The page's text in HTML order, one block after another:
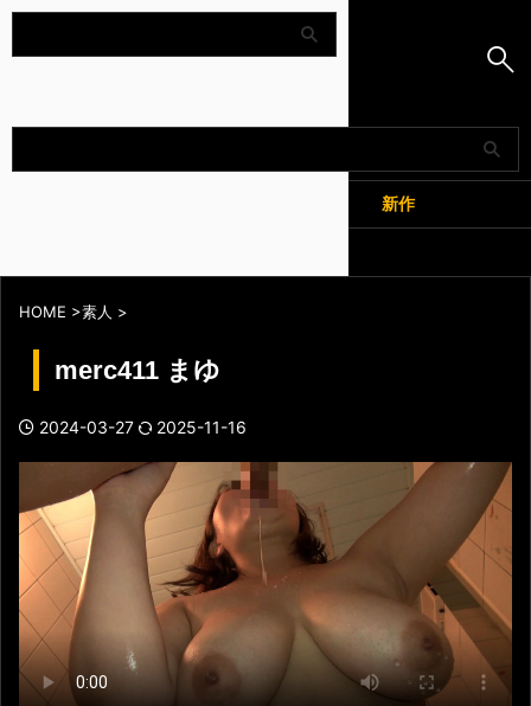
Amapedia
新作
HOME >素人 >
merc411 まゆ
2024-03-27 2025-11-16